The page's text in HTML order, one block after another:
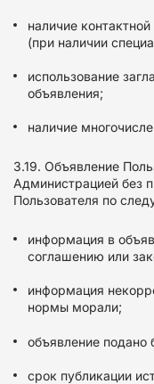
наличие
(при наличии
использование
объявления;
наличие
3.19. Объявление
Администрацией без
Пользователя по
информация в
соглашению или
информация
нормы морали;
объявление подано
срок публикации